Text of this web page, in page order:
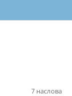
7 наслова